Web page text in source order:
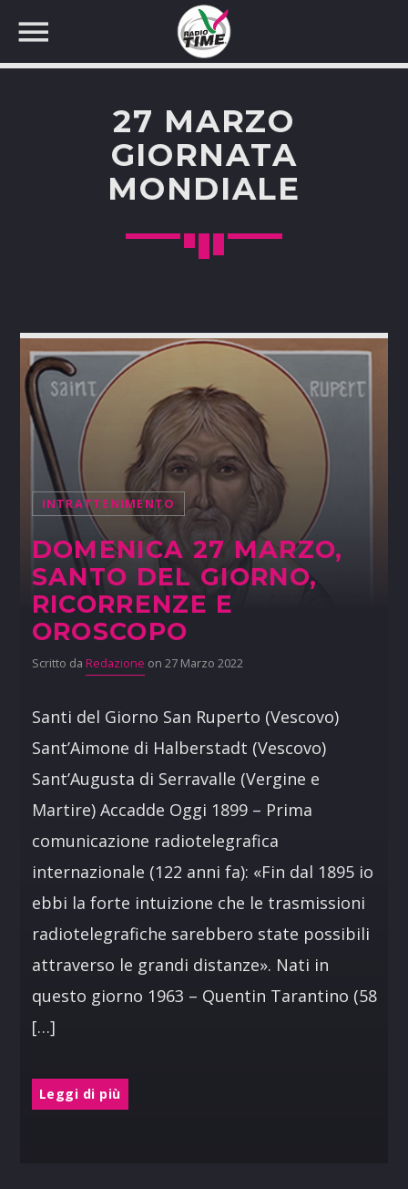
CERCA NEL SITO WEB:
27 MARZO
GIORNATA
MONDIALE
INTRATTENIMENTO
DOMENICA 27 MARZO,
SANTO DEL GIORNO,
RICORRENZE E
OROSCOPO
Scritto da Redazione on 27 Marzo 2022
Santi del Giorno San Ruperto (Vescovo)
Sant’Aimone di Halberstadt (Vescovo)
Sant’Augusta di Serravalle (Vergine e
Martire) Accadde Oggi 1899 – Prima
comunicazione radiotelegrafica
internazionale (122 anni fa): «Fin dal 1895 io
ebbi la forte intuizione che le trasmissioni
radiotelegrafiche sarebbero state possibili
attraverso le grandi distanze». Nati in
questo giorno 1963 – Quentin Tarantino (58
[…]
Leggi di più